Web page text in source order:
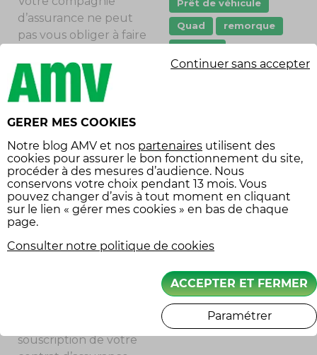
d’assurance ne peut
pas vous obliger à faire
votre véhicule : le
choix de cette
démarche revient en
effet à l’acheteur, il
obligation légale,
même pour un
véhicule
neuf.Compliquant la
revente des véhicules
volés, le gravage des
vitres a toutefois un
souscription de votre
Prêt de véhicule
Quad
remorque
stationnement
Tarifs
Équipement
économies
équipement voiture
SUIVEZ-NOUS
GERER MES COOKIES
Notre blog AMV et nos partenaires utilisent des
cookies pour assurer le bon fonctionnement du site,
procéder à des mesures d’audience. Nous
conservons votre choix pendant 13 mois. Vous
pouvez changer d’avis à tout moment en cliquant
sur le lien « gérer mes cookies » en bas de chaque
page.
Consulter notre politique de cookies
Continuer sans accepter
ACCEPTER ET FERMER
Paramétrer